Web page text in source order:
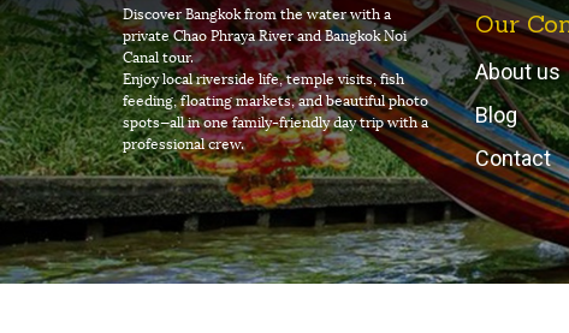
Discover Bangkok from the water with a
private Chao Phraya River and Bangkok Noi
Canal tour.
Enjoy local riverside life, temple visits, fish
feeding, floating markets, and beautiful photo
spots—all in one family-friendly day trip with a
professional crew.
Our
About us
Blog
Contact